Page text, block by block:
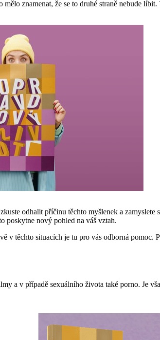
znamenat, že se to druhé straně nebude
odhalit příčinu těchto myšlenek a zamyslete
poskytne nový pohled na váš vztah.
těchto situacích je tu pro vás odborná pomoc.
a v případě sexuálního života také porno. Je